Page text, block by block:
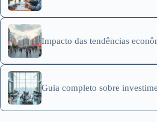
Impacto das tendências
Guia completo sobre